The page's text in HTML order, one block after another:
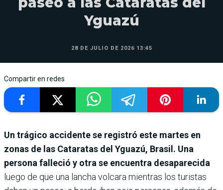
Yguazú
28 DE JULIO DE 2026 13:45
Compartir en redes
Un trágico accidente se registró este martes en
zonas de las Cataratas del Yguazú, Brasil. Una
persona falleció y otra se encuentra desaparecida
luego de que una lancha volcara mientras los turistas